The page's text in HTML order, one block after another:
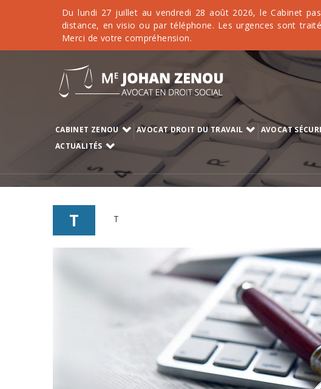
Du lundi 27 juillet au vendredi 28 août 2026, le Cabinet
distance, en visio ou par téléphone. Les urgences sont
Merci de votre compréhension.
CABINET ZENOU AVOCAT DROIT DU TRAVAIL AVOCAT
ACTUALITÉS
T T